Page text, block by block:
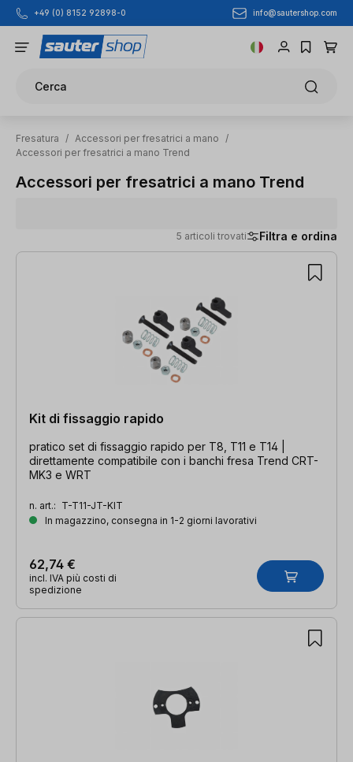
Passa al contenuto principale
+49 (0) 8152 92898-0 info@sautershop.com
Cerca
Fresatura / Accessori per fresatrici a mano
/
Accessori per fresatrici a mano Trend
Accessori per fresatrici a mano Trend
5 articoli trovati Filtra e ordina
5 articoli trovati
Kit di fissaggio rapido
pratico set di fissaggio rapido per T8, T11 e T14 |
direttamente compatibile con i banchi fresa Trend CRT-
MK3 e WRT
n. art.: T-T11-JT-KIT
In magazzino, consegna in 1-2 giorni lavorativi
62,74 €
incl. IVA più costi di
spedizione